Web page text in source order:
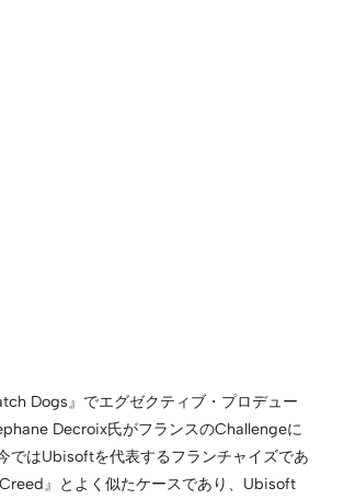
Dogs』でエグゼクティブ・プロデュー
Decroix氏がフランスのChallengeに
ではUbisoftを代表するフランチャイズであ
』とよく似たケースであり、Ubisoft